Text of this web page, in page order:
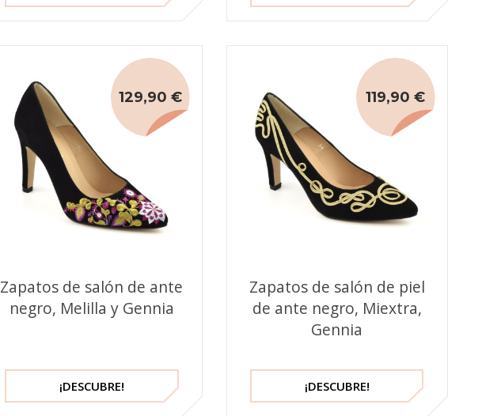
Zapatos de salón de ante
negro, Melilla y Gennia
129,90 €
¡DESCUBRE!
Zapatos de salón de piel
de ante negro, Miextra,
Gennia
119,90 €
¡DESCUBRE!